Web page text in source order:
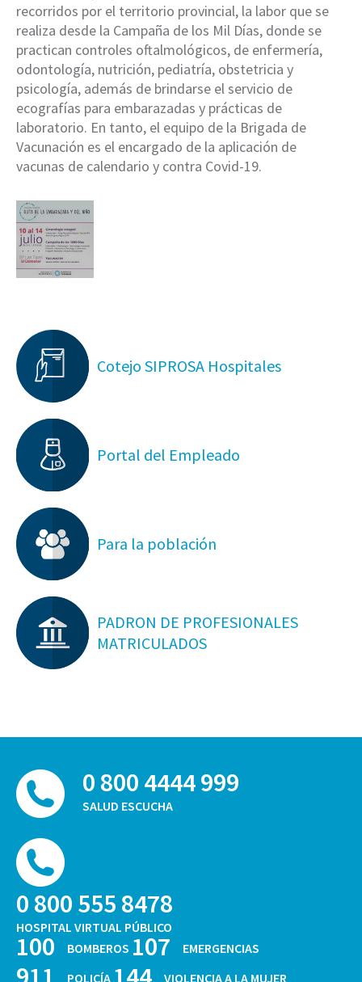
recorridos por el territorio provincial, la labor que se
realiza desde la Campaña de los Mil Días, donde se
practican controles oftalmológicos, de enfermería,
odontología, nutrición, pediatría, obstetricia y
psicología, además de brindarse el servicio de
ecografías para embarazadas y prácticas de
laboratorio. En tanto, el equipo de la Brigada de
Vacunación es el encargado de la aplicación de
vacunas de calendario y contra Covid-19.
Cotejo SIPROSA Hospitales
Portal del Empleado
Para la población
PADRON DE PROFESIONALES
MATRICULADOS
0 800 4444 999
SALUD ESCUCHA
0 800 555 8478
HOSPITAL VIRTUAL PÚBLICO
100 BOMBEROS 107 EMERGENCIAS
POLICÍA VIOLENCIA A LA MUJER